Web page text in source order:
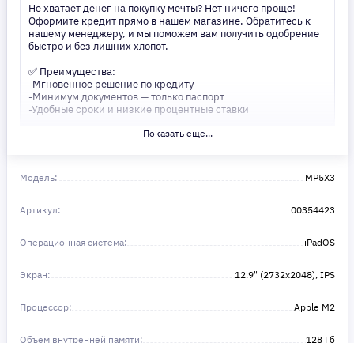
Не хватает денег на покупку мечты? Нет ничего проще!
Оформите кредит прямо в нашем магазине. Обратитесь к
нашему менеджеру, и мы поможем вам получить одобрение
быстро и без лишних хлопот.
✅ Преимущества:
-Мгновенное решение по кредиту
-Минимум документов — только паспорт
-Удобные сроки и низкие процентные ставки
Не откладывайте свои желания на потом! Получите то, что
Показать еще...
Модель: MP5X3
Артикул: 00354423
Операционная система: iPadOS
Экран: 12.9" (2732x2048), IPS
Процессор: Apple M2
Объем внутренней памяти: 128 Гб